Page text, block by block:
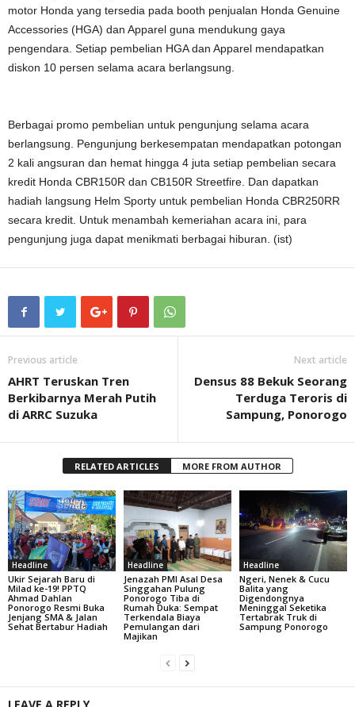
motor Honda yang tersedia pada booth penjualan Honda Genuine
Accessories (HGA) dan Apparel guna mendukung gaya
pengendara. Setiap pembelian HGA dan Apparel mendapatkan
diskon 10 persen selama acara berlangsung.
Berbagai promo pembelian untuk pengunjung selama acara
berlangsung. Pengunjung berkesempatan mendapatkan potongan
2 kali angsuran dan hemat hingga 4 juta setiap pembelian secara
kredit Honda CBR150R dan CB150R Streetfire. Dan dapatkan
hadiah langsung Helm Sporty untuk pembelian Honda CBR250RR
secara kredit. Untuk menambah kemeriahan acara ini, para
pengunjung juga dapat menikmati berbagai hiburan. (ist)
Previous article
AHRT Teruskan Tren
Berkibarnya Merah Putih
di ARRC Suzuka
Next article
Densus 88 Bekuk Seorang
Terduga Teroris di
Sampung, Ponorogo
RELATED ARTICLES MORE FROM AUTHOR
Headline
Ukir Sejarah Baru di
Milad ke-19! PPTQ
Ahmad Dahlan
Ponorogo Resmi Buka
Jenjang SMA & Jalan
Sehat Bertabur Hadiah
Headline
Jenazah PMI Asal Desa
Singgahan Pulung
Ponorogo Tiba di
Rumah Duka: Sempat
Terkendala Biaya
Pemulangan dari
Majikan
Headline
Ngeri, Nenek & Cucu
Balita yang
Digendongnya
Meninggal Seketika
Tertabrak Truk di
Sampung Ponorogo
LEAVE A REPLY